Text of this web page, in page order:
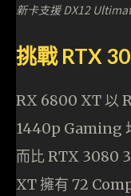
新卡支援 DX12
挑戰 RTX
RX 6800 XT 以
1440p Gaming
而比 RTX 3080
XT 擁有 72